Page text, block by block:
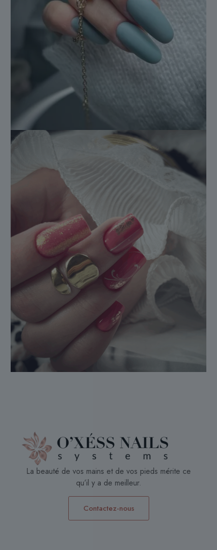
La beauté de vos mains et de vos pieds mérite ce
qu’il y a de meilleur.
Contactez-nous